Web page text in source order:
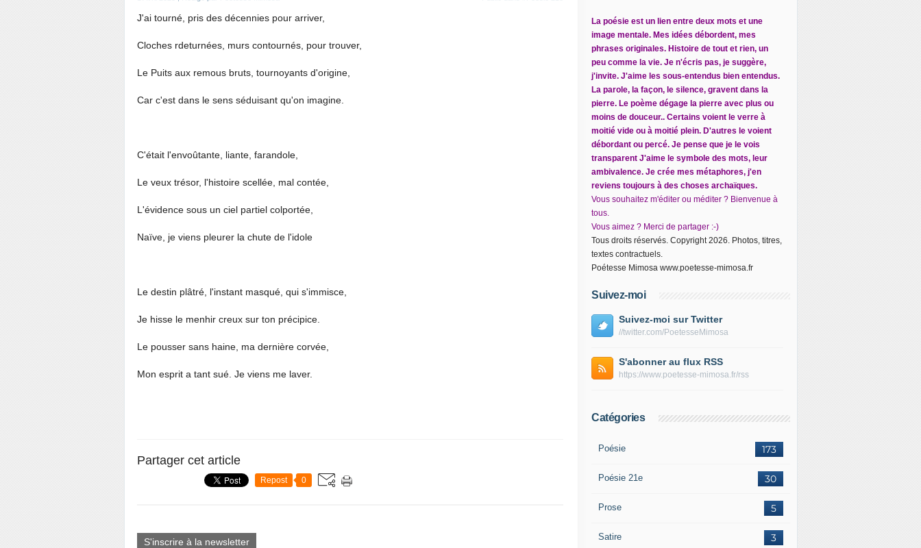
J'ai tourné, pris des décennies pour arriver,
Cloches rdeturnées, murs contournés, pour trouver,
Le Puits aux remous bruts, tournoyants d'origine,
Car c'est dans le sens séduisant qu'on imagine.
C'était l'envoûtante, liante, farandole,
Le veux trésor, l'histoire scellée, mal contée,
L'évidence sous un ciel partiel colportée,
Naïve, je viens pleurer la chute de l'idole
Le destin plâtré, l'instant masqué, qui s'immisce,
Je hisse le menhir creux sur ton précipice.
Le pousser sans haine, ma dernière corvée,
Mon esprit a tant sué. Je viens me laver.
Partager cet article
Repost 0
S'inscrire à la newsletter
La poésie est un lien entre deux mots et une
image mentale. Mes idées débordent, mes
phrases originales. Histoire de tout et rien, un
peu comme la vie. Je n'écris pas, je suggère,
j'invite. J'aime les sous-entendus bien entendus.
La parole, la façon, le silence, gravent dans la
pierre. Le poème dégage la pierre avec plus ou
moins de douceur.. Certains voient le verre à
moitié vide ou à moitié plein. D'autres le voient
débordant ou percé. Je pense que je le vois
transparent J'aime le symbole des mots, leur
ambivalence. Je crée mes métaphores, j'en
reviens toujours à des choses archaïques.
Vous souhaitez m'éditer ou méditer ? Bienvenue à
tous.
Vous aimez ? Merci de partager :-)
Tous droits réservés. Copyright 2026. Photos, titres,
textes contractuels.
Poétesse Mimosa www.poetesse-mimosa.fr
Suivez-moi
Suivez-moi sur Twitter
//twitter.com/PoetesseMimosa
S'abonner au flux RSS
https://www.poetesse-mimosa.fr/rss
Catégories
173
Poésie
30
Poésie 21e
5
Prose
3
Satire